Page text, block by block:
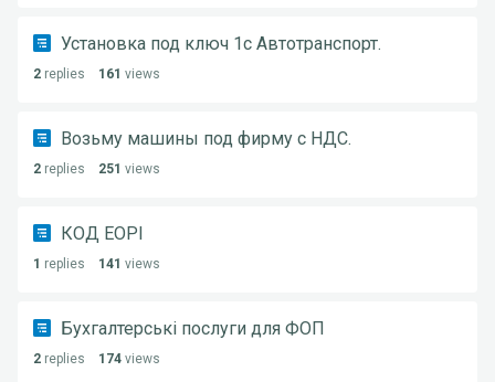
Установка под ключ 1с Автотранспорт.
2 replies 161 views
Возьму машины под фирму с НДС.
2 replies 251 views
КОД ЕОРІ
1 replies 141 views
Бухгалтерські послуги для ФОП
2 replies 174 views